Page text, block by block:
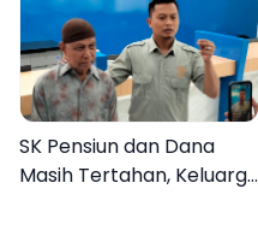
SK Pensiun dan Dana
Masih Tertahan, Keluarga